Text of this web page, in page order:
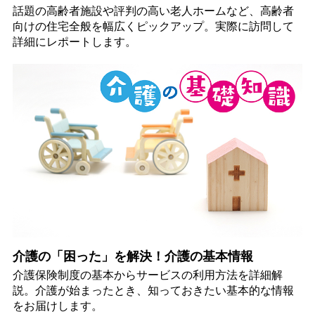
話題の高齢者施設や評判の高い老人ホームなど、高齢者
向けの住宅全般を幅広くピックアップ。実際に訪問して
詳細にレポートします。
介護の「困った」を解決！介護の基本情報
介護保険制度の基本からサービスの利用方法を詳細解
説。介護が始まったとき、知っておきたい基本的な情報
をお届けします。